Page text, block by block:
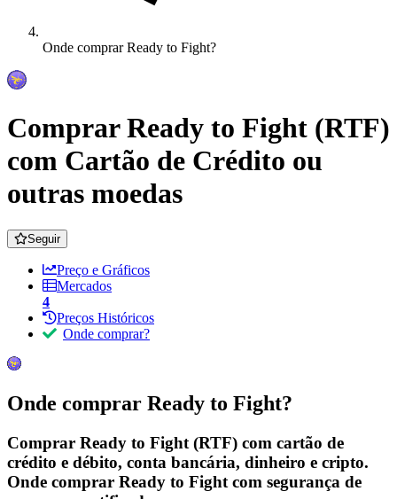
Onde comprar Ready to Fight?
Comprar Ready to Fight (RTF)
com Cartão de Crédito ou
outras moedas
Seguir
Preço e Gráficos
Mercados
4
Preços Históricos
Onde comprar?
Onde comprar Ready to Fight?
Comprar Ready to Fight (RTF) com cartão de
crédito e débito, conta bancária, dinheiro e cripto.
Onde comprar Ready to Fight com segurança de